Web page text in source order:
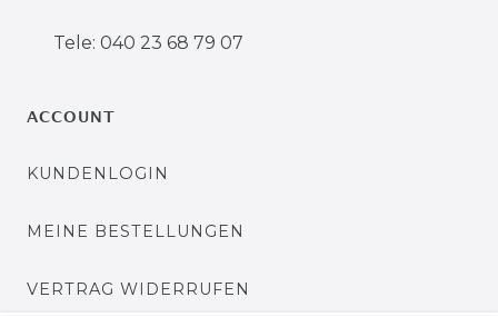
Tele: 040 23 68 79 07
ACCOUNT
KUNDENLOGIN
MEINE BESTELLUNGEN
VERTRAG WIDERRUFEN